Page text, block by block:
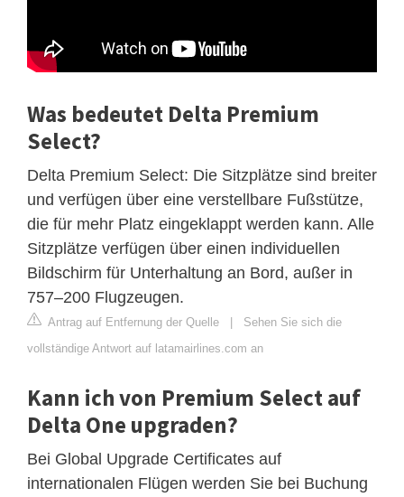
Was bedeutet Delta Premium
Select?
Delta Premium Select: Die Sitzplätze sind breiter
und verfügen über eine verstellbare Fußstütze,
die für mehr Platz eingeklappt werden kann. Alle
Sitzplätze verfügen über einen individuellen
Bildschirm für Unterhaltung an Bord, außer in
757–200 Flugzeugen.
Antrag auf Entfernung der Quelle | Sehen Sie sich die
vollständige Antwort auf latamairlines.com an
Kann ich von Premium Select auf
Delta One upgraden?
Bei Global Upgrade Certificates auf
internationalen Flügen werden Sie bei Buchung